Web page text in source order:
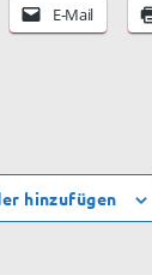
E-Mail
hinzufügen